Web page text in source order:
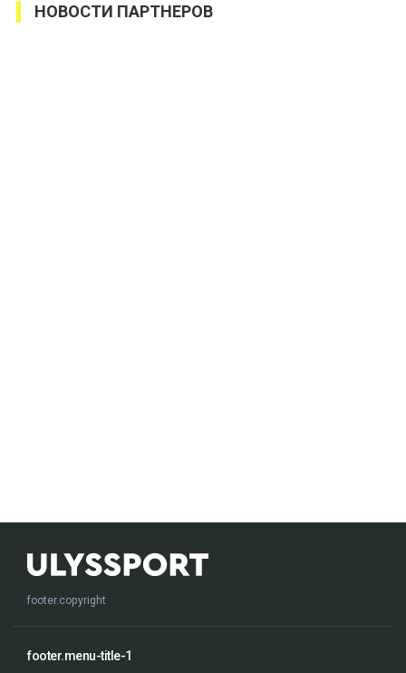
НОВОСТИ ПАРТНЕРОВ
footer.copyright
footer.menu-title-1